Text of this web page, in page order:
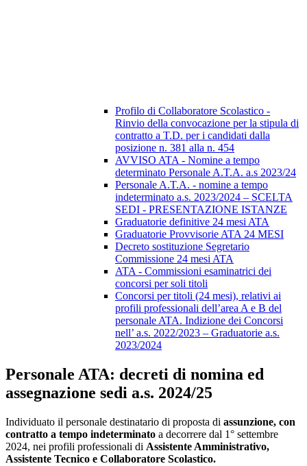
Profilo di Collaboratore Scolastico -
Rinvio della convocazione per la stipula di
contratto a T.D. per i candidati dalla
posizione n. 381 alla n. 454
AVVISO ATA - Nomine a tempo
determinato Personale A.T.A. a.s 2023/24
Personale A.T.A. - nomine a tempo
indeterminato a.s. 2023/2024 – SCELTA
SEDI - PRESENTAZIONE ISTANZE
Graduatorie definitive 24 mesi ATA
Graduatorie Provvisorie ATA 24 MESI
Decreto sostituzione Segretario
Commissione 24 mesi ATA
ATA - Commissioni esaminatrici dei
concorsi per soli titoli
Concorsi per titoli (24 mesi), relativi ai
profili professionali dell’area A e B del
personale ATA. Indizione dei Concorsi
nell’ a.s. 2022/2023 – Graduatorie a.s.
2023/2024
Personale ATA: decreti di nomina ed
assegnazione sedi a.s. 2024/25
Individuato il personale destinatario di proposta di assunzione, con
contratto a tempo indeterminato a decorrere dal 1° settembre
2024, nei profili professionali di Assistente Amministrativo,
Assistente Tecnico e Collaboratore Scolastico.